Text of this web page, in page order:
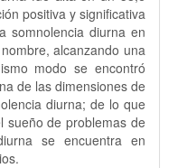
positiva y significativa
somnolencia diurna en
alcanzando una
modo se encontró
de las dimensiones de
diurna; de lo que
sueño de problemas de
se encuentra en